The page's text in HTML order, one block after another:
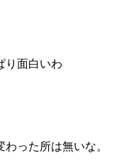
り面白いわ
った所は無いな。